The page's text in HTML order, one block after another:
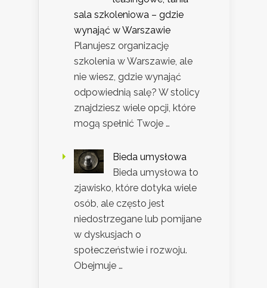
sala szkoleniowa – gdzie
wynająć w Warszawie
Planujesz organizację
szkolenia w Warszawie, ale
nie wiesz, gdzie wynająć
odpowiednią salę? W stolicy
znajdziesz wiele opcji, które
mogą spełnić Twoje …
Bieda umysłowa
Bieda umysłowa to
zjawisko, które dotyka wiele
osób, ale często jest
niedostrzegane lub pomijane
w dyskusjach o
społeczeństwie i rozwoju.
Obejmuje …